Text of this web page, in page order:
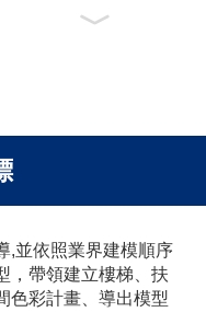
趣。想進入建築
﹀
,並依照業界建模順序
，帶領建立樓梯、扶
色彩計畫、導出模型